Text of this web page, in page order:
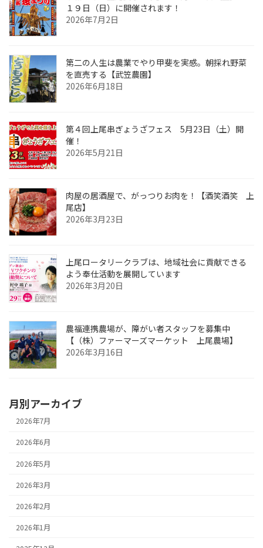
１９日（日）に開催されます！
2026年7月2日
第二の人生は農業でやり甲斐を実感。朝採れ野菜
を直売する【武笠農園】
2026年6月18日
第４回上尾串ぎょうざフェス 5月23日（土）開
催！
2026年5月21日
肉屋の居酒屋で、がっつりお肉を！【酒笑酒笑 上
尾店】
2026年3月23日
上尾ロータリークラブは、地域社会に貢献できる
よう奉仕活動を展開しています
2026年3月20日
農福連携農場が、障がい者スタッフを募集中
【（株）ファーマーズマーケット 上尾農場】
2026年3月16日
月別アーカイブ
2026年7月
2026年6月
2026年5月
2026年3月
2026年2月
2026年1月